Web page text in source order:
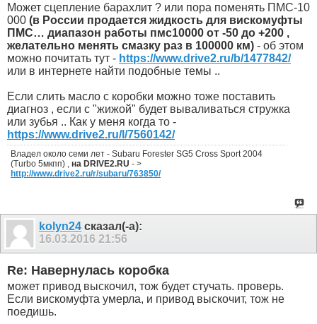
Может сцепление барахлит ? или пора поменять ПМС-10
000 (в России продается жидкость для вискомуфты
ПМС… диапазон работы пмс10000 от -50 до +200 ,
желательно менять смазку раз в 100000 км) - об этом
можно почитать тут - https://www.drive2.ru/b/1477842/
или в интернете найти подобные темы ..
Если слить масло с коробки можно тоже поставить
диагноз , если с "жижой" будет вываливаться стружка
или зубья .. Как у меня когда то -
https://www.drive2.ru/l/7560142/
Владел около семи лет - Subaru Forester SG5 Cross Sport 2004
(Turbo 5мкпп) , на DRIVE2.RU - >
http://www.drive2.ru/r/subaru/763850/
kolyn24 сказал(-а):
16.03.2016 21:56
Re: Навернулась коробка
может привод выскочил, тож будет стучать. проверь.
Если вискомуфта умерла, и привод выскочит, тож не
поедишь.